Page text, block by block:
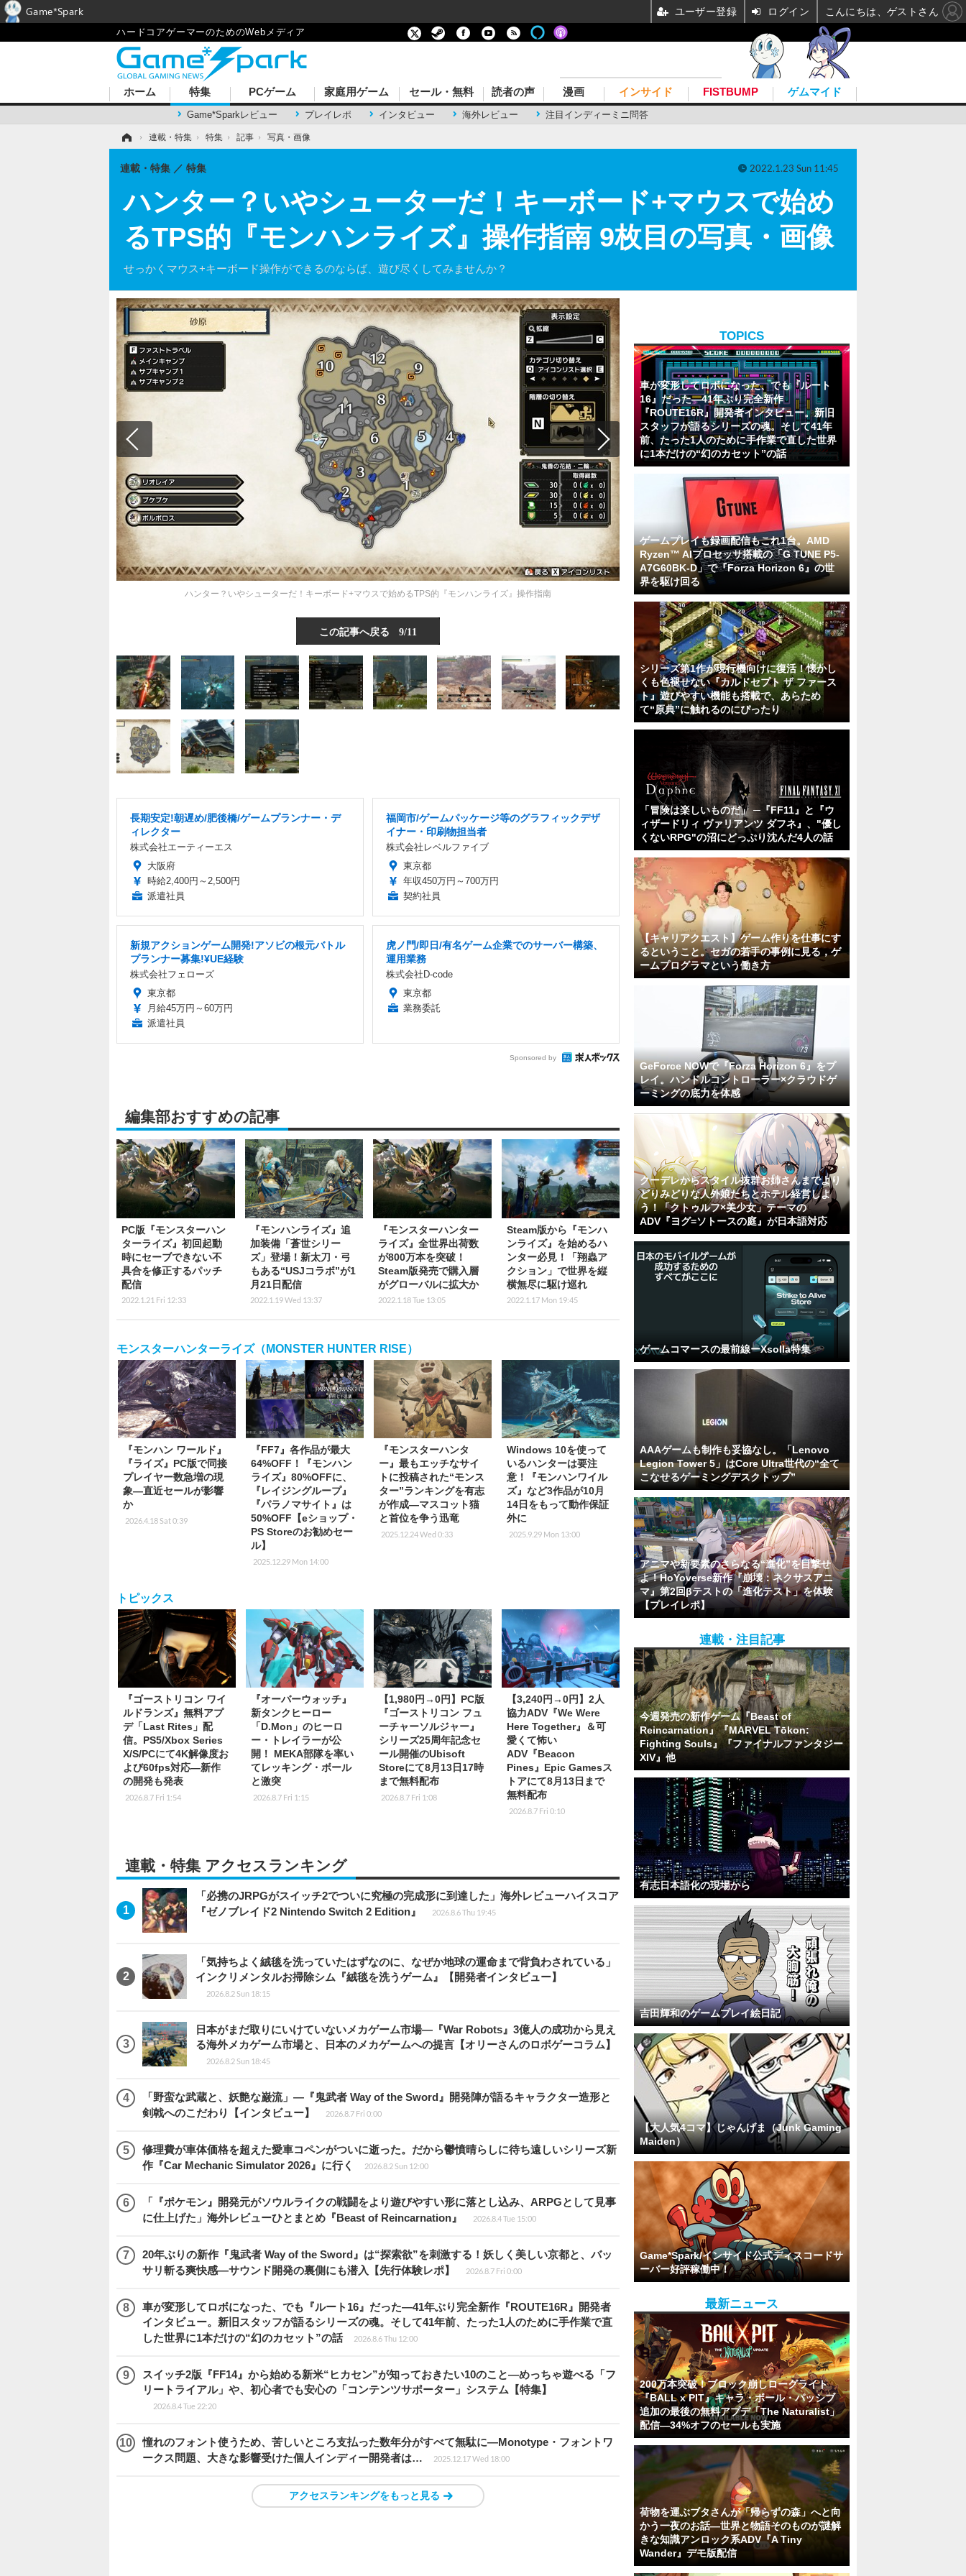
ハードコアゲーマーのためのWebメディア
ホーム 特集
Game*Sparkレビュー プレイレポ インタビュー 海外レビュー 注目インディーミニ問答
PCゲーム 家庭用ゲーム セール・無料 読者の声 漫画 インサイド FISTBUMP ゲムマイド
› 連載・特集 › 特集 › 記事 › 写真・画像
ハンター？いやシューターだ！キーボード+マウスで始め
るTPS的『モンハンライズ』操作指南 9枚目の写真・画像
せっかくマウス+キーボード操作ができるのならば、遊び尽くしてみませんか？
連載・特集 特集 2022.1.23 Sun 11:45
ハンター？いやシューターだ！キーボード+マウスで始めるTPS的『モンハンライズ』操作指南
この記事へ戻る 9/11
長期安定!朝遅め/肥後橋/ゲームプランナー・デ
ィレクター
株式会社エーティーエス
大阪府
時給2,400円～2,500円
派遣社員
福岡市/ゲームパッケージ等のグラフィックデザ
イナー・印刷物担当者
株式会社レベルファイブ
東京都
年収450万円～700万円
契約社員
新規アクションゲーム開発!アソビの根元バトル
プランナー募集!¥UE経験
株式会社フェローズ
東京都
月給45万円～60万円
派遣社員
虎ノ門/即日/有名ゲーム企業でのサーバー構築、
運用業務
株式会社D-code
東京都
業務委託
Sponsored by
編集部おすすめの記事
PC版『モンスターハン
ターライズ』初回起動
時にセーブできない不
具合を修正するパッチ
配信
2022.1.21 Fri 12:33
『モンハンライズ』追
加装備「蒼世シリー
ズ」登場！新太刀・弓
もある“USJコラボ”が1
月21日配信
2022.1.19 Wed 13:37
『モンスターハンター
ライズ』全世界出荷数
が800万本を突破！
Steam版発売で購入層
がグローバルに拡大か
2022.1.18 Tue 13:05
Steam版から『モンハ
ンライズ』を始めるハ
ンター必見！「翔蟲ア
クション」で世界を縦
横無尽に駆け巡れ
2022.1.17 Mon 19:45
モンスターハンターライズ（MONSTER HUNTER RISE）
『モンハン ワールド』
『ライズ』PC版で同接
プレイヤー数急増の現
象―直近セールが影響
か
2026.4.18 Sat 0:39
『FF7』各作品が最大
64%OFF！『モンハン
ライズ』80%OFFに、
『レイジングループ』
『パラノマサイト』は
50%OFF【eショップ・
PS Storeのお勧めセー
ル】
2025.12.29 Mon 14:00
『モンスターハンタ
ー』最もエッチなサイ
トに投稿された“モンス
ター”ランキングを有志
が作成―マスコット猫
と首位を争う迅竜
2025.12.24 Wed 0:33
Windows 10を使って
いるハンターは要注
意！『モンハンワイル
ズ』など3作品が10月
14日をもって動作保証
外に
2025.9.29 Mon 13:00
トピックス
『ゴーストリコン ワイ
ルドランズ』無料アプ
デ「Last Rites」配
信。PS5/Xbox Series
X/S/PCにて4K解像度お
よび60fps対応―新作
の開発も発表
2026.8.7 Fri 1:54
『オーバーウォッチ』
新タンクヒーロー
「D.Mon」のヒーロ
ー・トレイラーが公
開！ MEKA部隊を率い
てレッキング・ボール
と激突
2026.8.7 Fri 1:15
【1,980円→0円】PC版
『ゴーストリコン フュ
ーチャーソルジャー』
シリーズ25周年記念セ
ール開催のUbisoft
Storeにて8月13日17時
まで無料配布
2026.8.7 Fri 1:08
【3,240円→0円】2人
協力ADV『We Were
Here Together』＆可
愛くて怖い
ADV『Beacon
Pines』Epic Gamesス
トアにて8月13日まで
無料配布
2026.8.7 Fri 0:10
連載・特集 アクセスランキング
「必携のJRPGがスイッチ2でついに究極の完成形に到達した」海外レビューハイスコア
『ゼノブレイド2 Nintendo Switch 2 Edition』
2026.8.6 Thu 19:45
「気持ちよく絨毯を洗っていたはずなのに、なぜか地球の運命まで背負わされている」
インクリメンタルお掃除シム『絨毯を洗うゲーム』【開発者インタビュー】
2026.8.2 Sun 18:15
日本がまだ取りにいけていないメカゲーム市場―『War Robots』3億人の成功から見え
る海外メカゲーム市場と、日本のメカゲームへの提言【オリーさんのロボゲーコラム】
2026.8.2 Sun 18:45
「野蛮な武蔵と、妖艶な巌流」―『鬼武者 Way of the Sword』開発陣が語るキャラクター造形と
剣戟へのこだわり【インタビュー】
2026.8.7 Fri 0:00
修理費が車体価格を超えた愛車コペンがついに逝った。だから鬱憤晴らしに待ち遠しいシリーズ新
作『Car Mechanic Simulator 2026』に行く
2026.8.2 Sun 12:00
「『ポケモン』開発元がソウルライクの戦闘をより遊びやすい形に落とし込み、ARPGとして見事
に仕上げた」海外レビューひとまとめ『Beast of Reincarnation』
2026.8.4 Tue 15:00
20年ぶりの新作『鬼武者 Way of the Sword』は“探索欲”を刺激する！妖しく美しい京都と、バッ
サリ斬る爽快感―サウンド開発の裏側にも潜入【先行体験レポ】
2026.8.7 Fri 0:00
車が変形してロボになった、でも『ルート16』だった―41年ぶり完全新作『ROUTE16R』開発者
インタビュー。新旧スタッフが語るシリーズの魂。そして41年前、たった1人のために手作業で直
した世界に1本だけの“幻のカセット”の話
2026.8.6 Thu 12:00
スイッチ2版『FF14』から始める新米“ヒカセン”が知っておきたい10のこと―めっちゃ遊べる「フ
リートライアル」や、初心者でも安心の「コンテンツサポーター」システム【特集】
2026.8.4 Tue 22:20
憧れのフォント使うため、苦しいところ支払った数年分がすべて無駄に―Monotype・フォントワ
ークス問題、大きな影響受けた個人インディー開発者は…
2025.12.17 Wed 18:00
アクセスランキングをもっと見る
TOPICS
車が変形してロボになった、でも『ルート
16』だった―41年ぶり完全新作
『ROUTE16R』開発者インタビュー。新旧
スタッフが語るシリーズの魂。そして41年
前、たった1人のために手作業で直した世界
に1本だけの“幻のカセット”の話
ゲームプレイも録画配信もこれ1台。AMD
Ryzen™ AIプロセッサ搭載の「G TUNE P5-
A7G60BK-D」で『Forza Horizon 6』の世
界を駆け回る
シリーズ第1作が現行機向けに復活！懐かし
くも色褪せない『カルドセプト ザ ファース
ト』遊びやすい機能も搭載で、あらため
て“原典”に触れるのにぴったり
「冒険は楽しいものだ」 ─『FF11』と『ウ
ィザードリィ ヴァリアンツ ダフネ』、"優し
くないRPG"の沼にどっぷり沈んだ4人の話
【キャリアクエスト】ゲーム作りを仕事にす
るということ。セガの若手の事例に見る，ゲ
ームプログラマという働き方
GeForce NOWで『Forza Horizon 6』をプ
レイ。ハンドルコントローラー×クラウドゲ
ーミングの底力を体感
クーデレからスタイル抜群お姉さんまでより
どりみどりな人外娘たちとホテル経営しよ
う！「クトゥルフ×美少女」テーマの
ADV『ヨグ=ソトースの庭』が日本語対応
ゲームコマースの最前線ーXsolla特集
AAAゲームも制作も妥協なし。「Lenovo
Legion Tower 5」はCore Ultra世代の“全て
こなせるゲーミングデスクトップ”
アニマや新要素のさらなる“進化”を目撃せ
よ！HoYoverse新作『崩壊：ネクサスアニ
マ』第2回βテストの「進化テスト」を体験
【プレイレポ】
連載・注目記事
今週発売の新作ゲーム『Beast of
Reincarnation』『MARVEL Tōkon:
Fighting Souls』『ファイナルファンタジー
XIV』他
有志日本語化の現場から
吉田輝和のゲームプレイ絵日記
【大人気4コマ】じゃんげま（Junk Gaming
Maiden）
Game*Spark/インサイド公式ディスコードサ
ーバー好評稼働中！
最新ニュース
200万本突破！ブロック崩しローグライト
『BALL x PIT』キャラ・ボール・パッシブ
追加の最後の無料アプデ「The Naturalist」
配信―34%オフのセールも実施
荷物を運ぶブタさんが「帰らずの森」へと向
かう一夜のお話―世界と物語そのものが謎解
きな知識アンロック系ADV『A Tiny
Wander』デモ版配信
Game*Spark ユーザー登録 ログイン こんにちは、ゲストさん